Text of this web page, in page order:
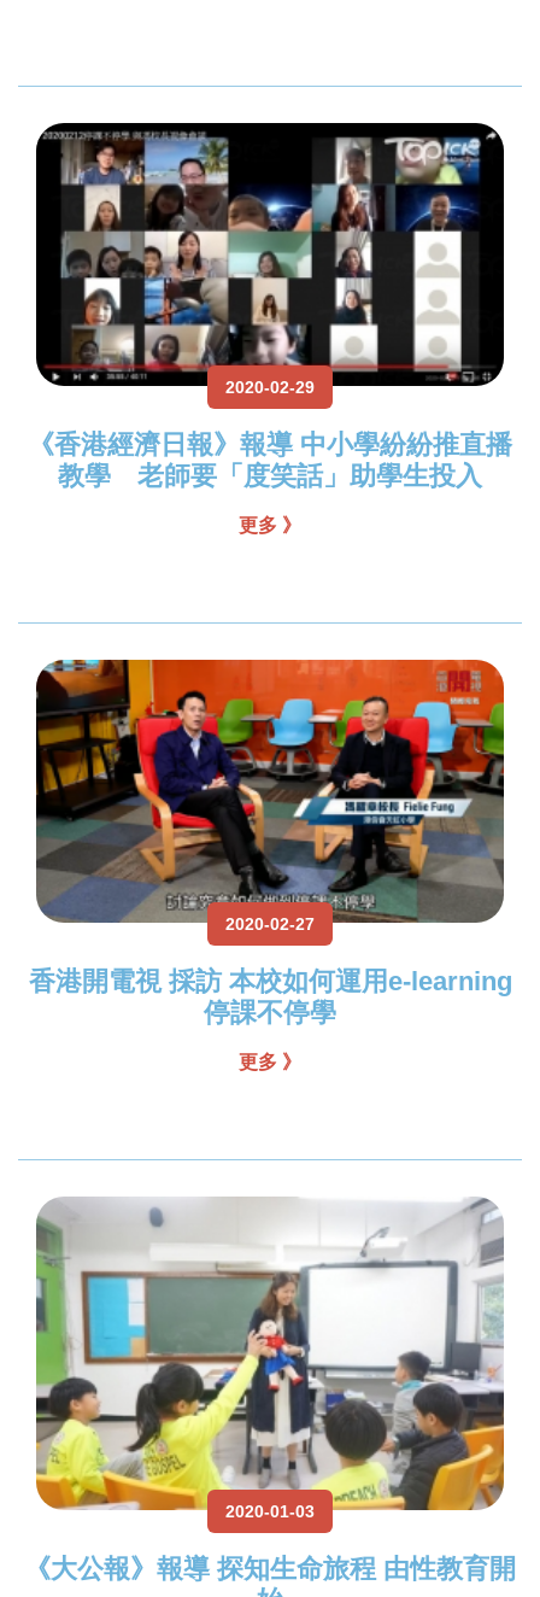
2020-02-29
《香港經濟日報》報導 中小學紛紛推直播
教學 老師要「度笑話」助學生投入
更多 》
2020-02-27
香港開電視 採訪 本校如何運用e-learning
停課不停學
更多 》
2020-01-03
《大公報》報導 探知生命旅程 由性教育開